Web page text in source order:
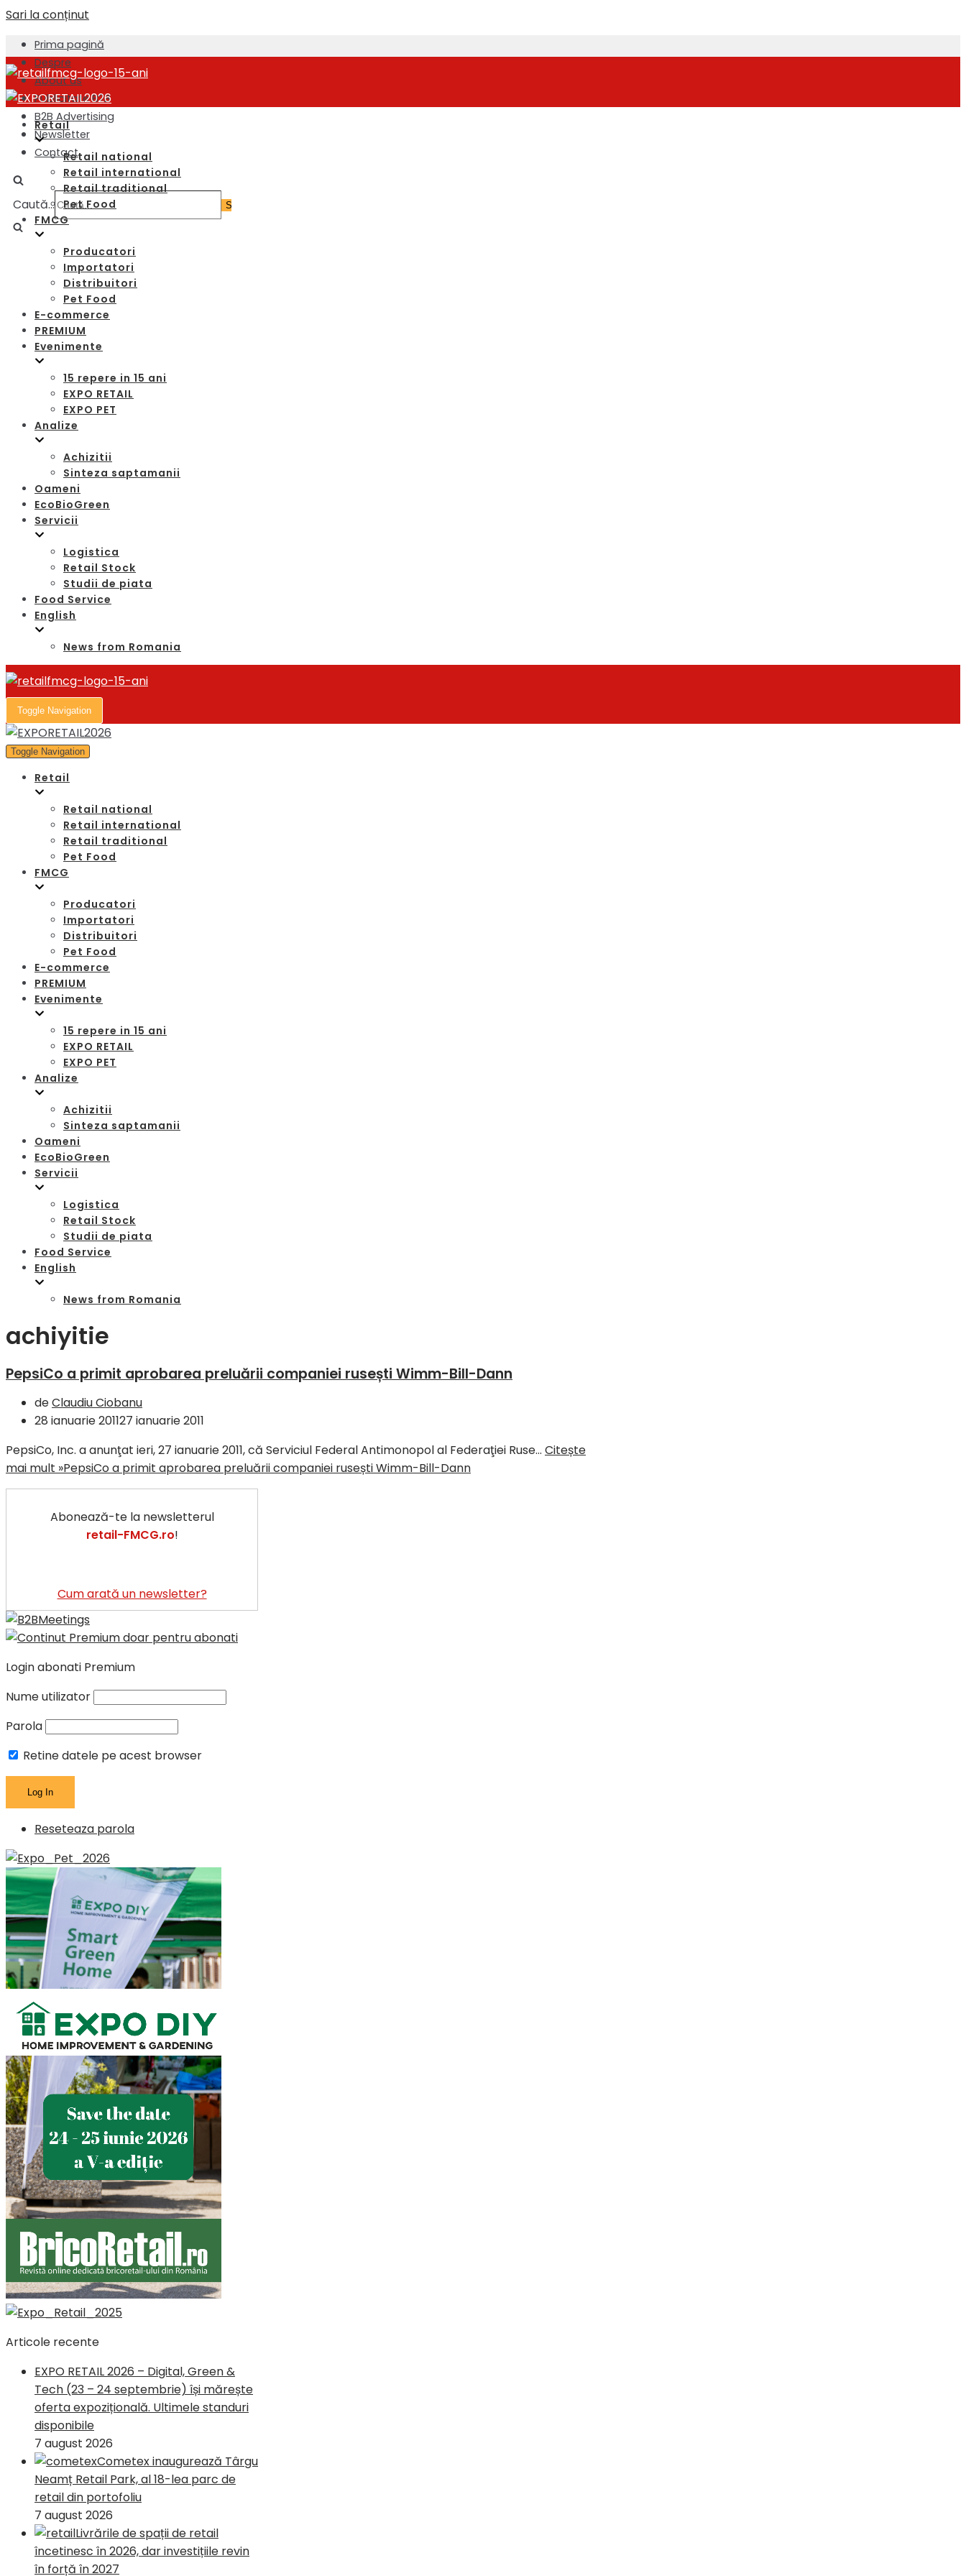
Sari la conținut
Prima pagină
Despre
About us
Publicitate B2B
B2B Advertising
Newsletter
Contact
Caută...
Retail
Retail national
Retail international
Retail traditional
Pet Food
FMCG
Producatori
Importatori
Distribuitori
Pet Food
E-commerce
PREMIUM
Evenimente
15 repere in 15 ani
EXPO RETAIL
EXPO PET
Analize
Achizitii
Sinteza saptamanii
Oameni
EcoBioGreen
Servicii
Logistica
Retail Stock
Studii de piata
Food Service
English
News from Romania
Toggle Navigation
Toggle Navigation
Retail
Retail national
Retail international
Retail traditional
Pet Food
FMCG
Producatori
Importatori
Distribuitori
Pet Food
E-commerce
PREMIUM
Evenimente
15 repere in 15 ani
EXPO RETAIL
EXPO PET
Analize
Achizitii
Sinteza saptamanii
Oameni
EcoBioGreen
Servicii
Logistica
Retail Stock
Studii de piata
Food Service
English
News from Romania
achiyitie
PepsiCo a primit aprobarea preluării companiei rusești Wimm-Bill-Dann
deClaudiu Ciobanu
28 ianuarie 201127 ianuarie 2011
PepsiCo, Inc. a anunţat ieri, 27 ianuarie 2011, că Serviciul Federal Antimonopol al Federaţiei Ruse… Citește
mai mult »PepsiCo a primit aprobarea preluării companiei rusești Wimm-Bill-Dann
Abonează-te la newsletterul
retail-FMCG.ro!
Cum arată un newsletter?
Login abonati Premium
Nume utilizator
Parola
Retine datele pe acest browser
Reseteaza parola
Articole recente
EXPO RETAIL 2026 – Digital, Green &
Tech (23 – 24 septembrie) își mărește
oferta expozițională. Ultimele standuri
disponibile
7 august 2026
Cometex inaugurează Târgu
Neamț Retail Park, al 18-lea parc de
retail din portofoliu
7 august 2026
Livrările de spații de retail
încetinesc în 2026, dar investițiile revin
în forță în 2027